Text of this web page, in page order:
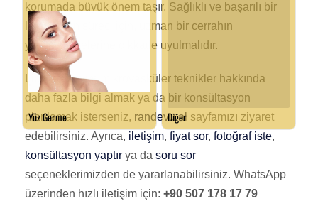
korumada büyük önem taşır. Sağlıklı ve başarılı bir
liposuction süreci için, uzman bir cerrahın
yönlendirmelerine dikkatle uyulmalıdır.
Liposuction ve mikrovasküler teknikler hakkında
daha fazla bilgi almak ya da bir konsültasyon
planlamak isterseniz, randevu al sayfamızı ziyaret
edebilirsiniz. Ayrıca, iletişim, fiyat sor, fotoğraf iste,
konsültasyon yaptır ya da soru sor
seçeneklerimizden de yararlanabilirsiniz. WhatsApp
üzerinden hızlı iletişim için: +90 507 178 17 79